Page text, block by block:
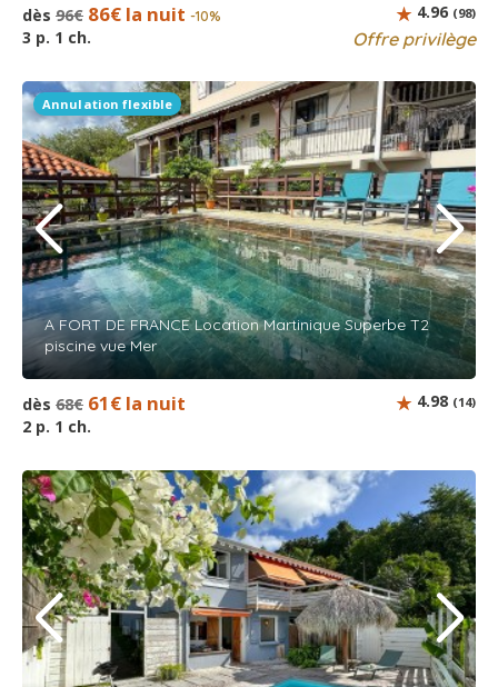
dès 96€ 86€ la nuit -10%
3 p. 1 ch. Offre privilège
4.96 (98)
Annulation flexible
A FORT DE FRANCE Location Martinique Superbe T2
piscine vue Mer
dès 68€ 61€ la nuit
2 p. 1 ch.
4.98 (14)